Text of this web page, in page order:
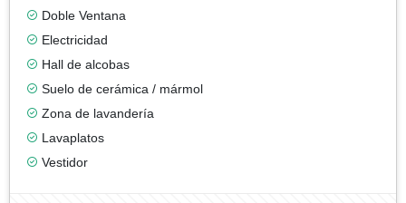
Doble Ventana
Electricidad
Hall de alcobas
Suelo de cerámica / mármol
Zona de lavandería
Lavaplatos
Vestidor